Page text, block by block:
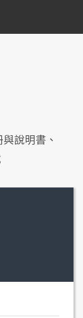
說明書、